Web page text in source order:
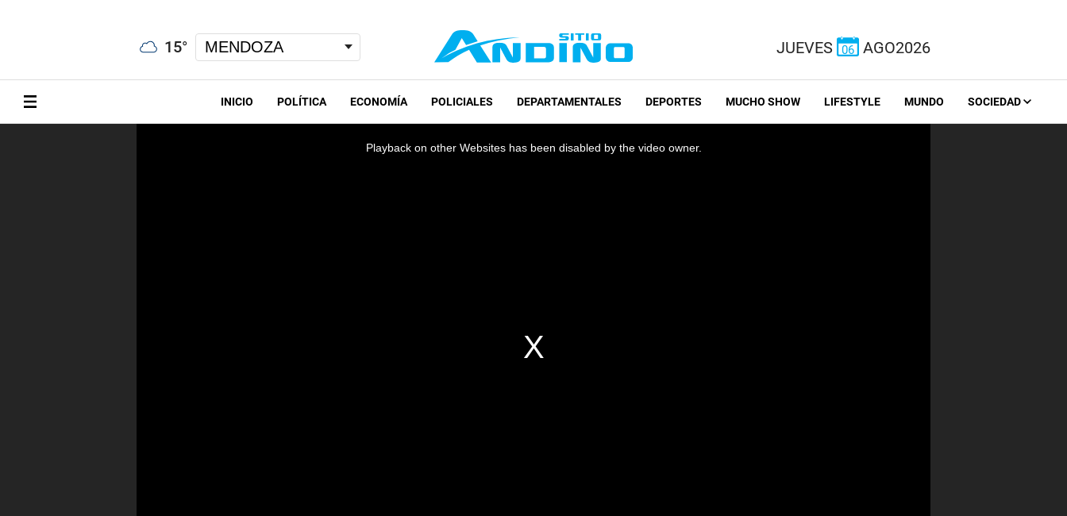
15° JUEVES 06 AGO2026
INICIO POLÍTICA ECONOMÍA POLICIALES DEPARTAMENTALES DEPORTES MUCHO SHOW LIFESTYLE MUNDO SOCIEDAD
Playback on other Websites has been disabled by the video owner.